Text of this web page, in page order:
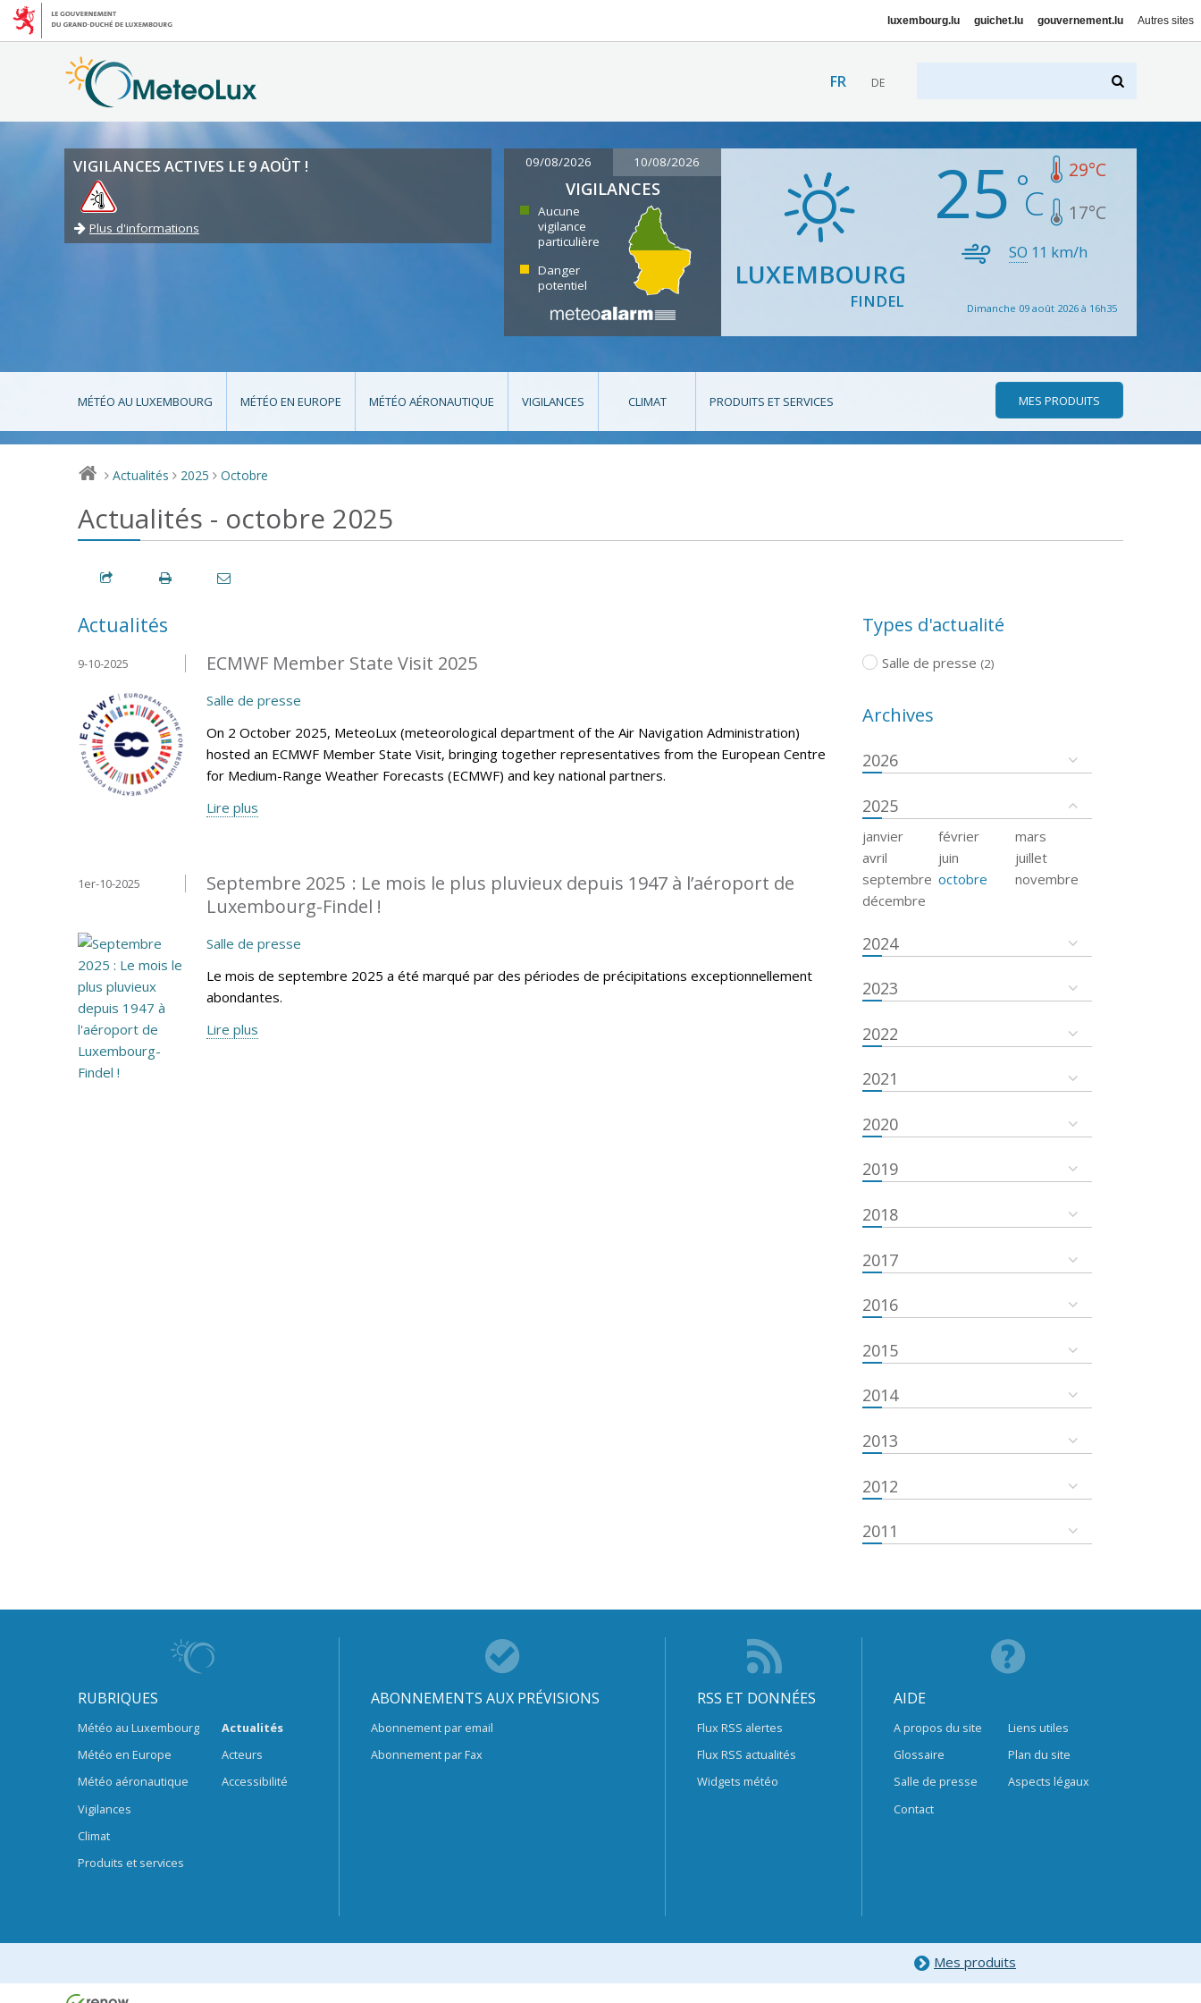
luxembourg.lu guichet.lu gouvernement.lu Autres sites
FR DE
VIGILANCES ACTIVES LE 9 AOÛT !
Plus d'informations
09/08/2026 10/08/2026
VIGILANCES
Aucune
vigilance
particulière
Danger
potentiel
LUXEMBOURG
FINDEL
25 29°C
17°C
SO 11 km/h
Dimanche 09 août 2026 à 16h35
MÉTÉO AU LUXEMBOURG MÉTÉO EN EUROPE MÉTÉO AÉRONAUTIQUE VIGILANCES CLIMAT PRODUITS ET SERVICES MES PRODUITS
> Actualités > 2025 > Octobre
Actualités - octobre 2025
Actualités
ECMWF Member State Visit 2025
9-10-2025
Salle de presse
On 2 October 2025, MeteoLux (meteorological department of the Air Navigation Administration)
hosted an ECMWF Member State Visit, bringing together representatives from the European Centre
for Medium-Range Weather Forecasts (ECMWF) and key national partners.
Lire plus
Septembre 2025 : Le mois le plus pluvieux depuis 1947 à l’aéroport de
Luxembourg-Findel !
1er-10-2025
Salle de presse
Le mois de septembre 2025 a été marqué par des périodes de précipitations exceptionnellement
abondantes.
Lire plus
Types d'actualité
Salle de presse (2)
Archives
2026
2025
janvier février
mars
avril
juin
juillet
septembre octobre
novembre
décembre
2024
2023
2022
2021
2020
2019
2018
2017
2016
2015
2014
2013
2012
2011
RUBRIQUES
Météo au Luxembourg
Météo en Europe
Météo aéronautique
Vigilances
Climat
Produits et services
Actualités
Acteurs
Accessibilité
ABONNEMENTS AUX PRÉVISIONS
Abonnement par email
Abonnement par Fax
RSS ET DONNÉES
Flux RSS alertes
Flux RSS actualités
Widgets météo
AIDE
A propos du site
Glossaire
Salle de presse
Contact
Liens utiles
Plan du site
Aspects légaux
Mes produits